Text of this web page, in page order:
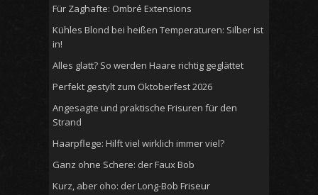
Für Zaghafte: Ombré Extensions
Kühles Blond bei heißen Temperaturen: Silber ist
in!
Alles glatt? So werden Haare richtig geglättet
Perfekt gestylt zum Oktoberfest 2026
Angesagte und praktische Frisuren für den
Strand
Haarpflege: Hilft viel wirklich immer viel?
Ganz ohne Schere: der Faux Bob
Kurz, aber oho: der Long-Bob Friseur